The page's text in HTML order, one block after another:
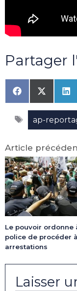
Partager
Share
on
Facebook
Share
on
X
(Twitter)
on
Étiquettes
ap-
Article
Le pouvoir ordonne
police de procéder
arrestations
Laisser